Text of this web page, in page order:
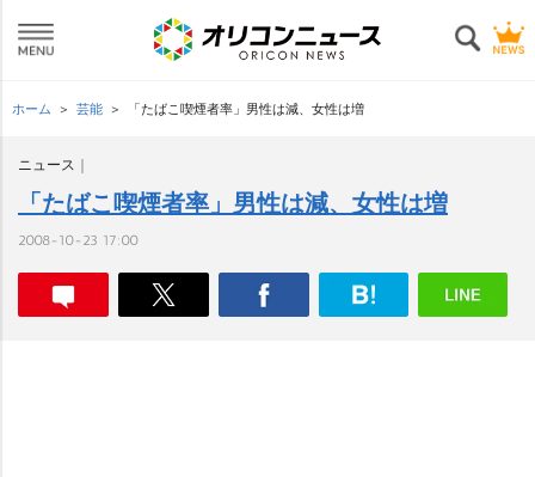
ホーム 芸能 「たばこ喫煙者率」男性は減、女性は増
ニュース
「たばこ喫煙者率」男性は減、女性は増
2008-10-23 17:00